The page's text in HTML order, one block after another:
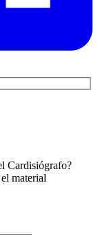
Cardisiógrafo?
material